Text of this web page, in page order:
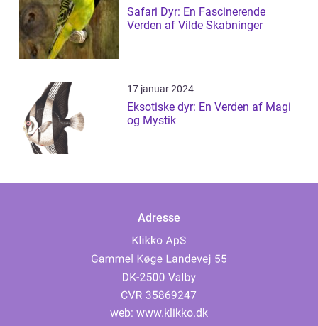
Safari Dyr: En Fascinerende
Verden af Vilde Skabninger
17 januar 2024
Eksotiske dyr: En Verden af Magi
og Mystik
Adresse
web: www.klikko.dk